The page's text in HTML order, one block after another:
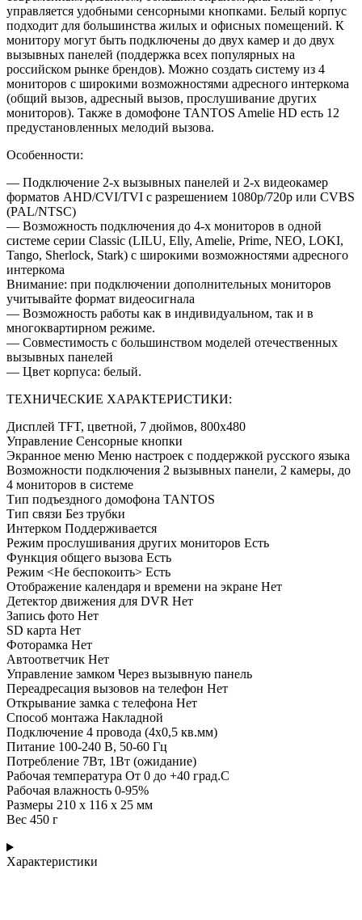
управляется удобными сенсорными кнопками. Белый корпус
подходит для большинства жилых и офисных помещений. К
монитору могут быть подключены до двух камер и до двух
вызывных панелей (поддержка всех популярных на
российском рынке брендов). Можно создать систему из 4
мониторов с широкими возможностями адресного интеркома
(общий вызов, адресный вызов, прослушивание других
мониторов). Также в домофоне TANTOS Amelie HD есть 12
предустановленных мелодий вызова.
Особенности:
— Подключение 2-х вызывных панелей и 2-х видеокамер
форматов AHD/CVI/TVI с разрешением 1080p/720p или CVBS
(PAL/NTSC)
— Возможность подключения до 4-х мониторов в одной
системе серии Classic (LILU, Elly, Amelie, Prime, NEO, LOKI,
Tango, Sherlock, Stark) с широкими возможностями адресного
интеркома
Внимание: при подключении дополнительных мониторов
учитывайте формат видеосигнала
— Возможность работы как в индивидуальном, так и в
многоквартирном режиме.
— Совместимость с большинством моделей отечественных
вызывных панелей
— Цвет корпуса: белый.
ТЕХНИЧЕСКИЕ ХАРАКТЕРИСТИКИ:
Дисплей TFT, цветной, 7 дюймов, 800х480
Управление Сенсорные кнопки
Экранное меню Меню настроек с поддержкой русского языка
Возможности подключения 2 вызывных панели, 2 камеры, до
4 мониторов в системе
Тип подъездного домофона TANTOS
Тип связи Без трубки
Интерком Поддерживается
Режим прослушивания других мониторов Есть
Функция общего вызова Есть
Режим <Не беспокоить> Есть
Отображение календаря и времени на экране Нет
Детектор движения для DVR Нет
Запись фото Нет
SD карта Нет
Фоторамка Нет
Автоответчик Нет
Управление замком Через вызывную панель
Переадресация вызовов на телефон Нет
Открывание замка с телефона Нет
Способ монтажа Накладной
Подключение 4 провода (4х0,5 кв.мм)
Питание 100-240 В, 50-60 Гц
Потребление 7Вт, 1Вт (ожидание)
Рабочая температура От 0 до +40 град.С
Рабочая влажность 0-95%
Размеры 210 х 116 х 25 мм
Вес 450 г
Характеристики